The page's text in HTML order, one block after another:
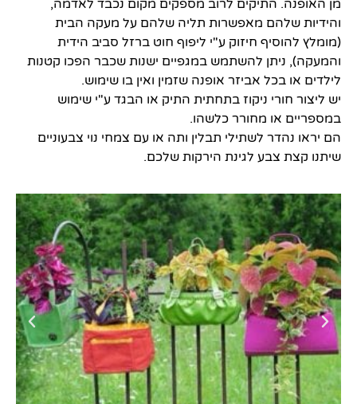
מן האופנה. התיקים לרוב מספקים מקום נכבד לאדמה,
והידיות שלהם מאפשרות תליה שלהם על מעקה הבית
(מומלץ להוסיף חיזוק ע"י ליפוף חוט ברזל סביב הידית
והמעקה), ניתן להשתמש במגפיים ישנות שכבר הפכו קטנות
לילדים או בכל אביזר אופנה שזמין ואין בו שימוש.
יש ליצור חורי ניקוז בתחתית התיק או הבגד ע"י שימוש
במספריים או מחורר כלשהו.
הם יראו נהדר לשתילי תבלין ותה או עם צמחי נוי צבעוניים
שיתנו קצת צבע לגינת הירקות שלכם.